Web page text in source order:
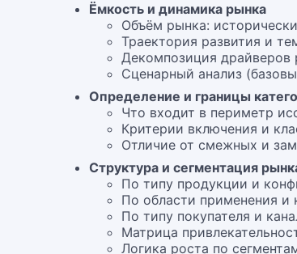
Ёмкость и динамика рынка
Объём рынка:
Траектория развития и
Декомпозиция драйверов
Сценарный анализ
Определение и границы
Что входит в периметр
Критерии включения и
Отличие от смежных и
Структура и сегментация
По типу продукции и
По области применения и
По типу покупателя и
Матрица
Логика роста по